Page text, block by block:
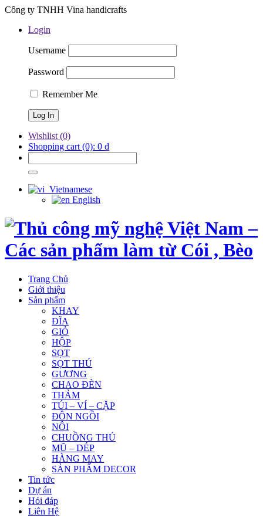
Công ty TNHH Vina handicrafts
Login
Username
Password
Remember Me
Wishlist (0)
Shopping cart (0): 0 ₫
Vietnamese
English
Trang Chủ
Giới thiệu
Sản phẩm
KHAY
ĐĨA
GIỎ
HỘP
SỌT
SỌT THÚ
GƯƠNG
CHAO ĐÈN
THẢM
TÚI – VÍ – CẶP
ĐÔN NGỒI
NÔI
CHUỒNG THÚ
MŨ – DÉP
HÀNG MAY
SẢN PHẨM DECOR
Tin tức
Dự án
Hỏi đáp
Liên Hệ